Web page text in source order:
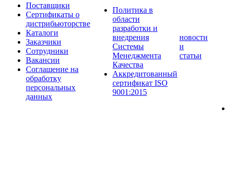
Поставщики
Сертификаты о
дистрибьюторстве
Каталоги
Заказчики
Сотрудники
Вакансии
Соглашение на
обработку
персональных
данных
Политика в
области
разработки и
внедрения
Системы
Менеджмента
Качества
Аккредитованный
сертификат ISO
9001:2015
новости
и
статьи